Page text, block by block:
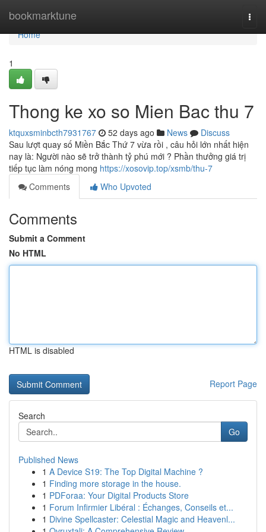
bookmarktune
Home
Home
1
Thong ke xo so Mien Bac thu 7
ktquxsminbcth7931767 52 days ago News
Discuss
Sau lượt quay số Miền Bắc Thứ 7 vừa rồi , câu hỏi lớn nhất hiện
nay là: Người nào sẽ trở thành tỷ phú mới ? Phần thưởng giá trị
tiếp tục làm nóng mong https://xosovip.top/xsmb/thu-7
Comments
Who Upvoted
Comments
Submit a Comment
No HTML
HTML is disabled
Report Page
Search
Go
Published News
1 A Device S19: The Top Digital Machine ?
1 Finding more storage in the house.
1 PDForaa: Your Digital Products Store
1 Forum Infirmier Libéral : Échanges, Conseils et...
1 Divine Spellcaster: Celestial Magic and Heavenl...